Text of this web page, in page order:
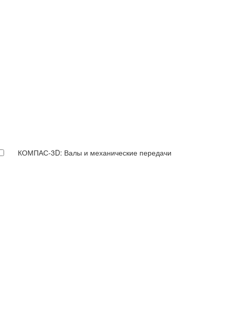
КОМПАС-3D: Валы и механические передачи